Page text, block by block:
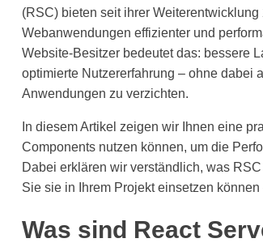
(RSC) bieten seit ihrer
Webanwendungen effizienter und
Website-Besitzer bedeutet das: bessere
optimierte Nutzererfahrung – ohne dabei
Anwendungen zu verzichten.
In diesem Artikel zeigen wir Ihnen eine
Components nutzen können, um die
Dabei erklären wir verständlich, was
Sie sie in Ihrem Projekt einsetzen
Was sind React